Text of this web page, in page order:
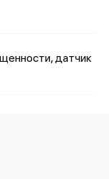
датчик